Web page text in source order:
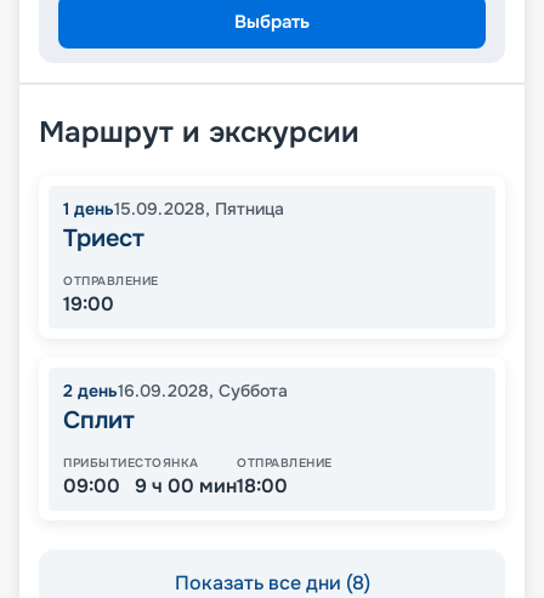
Выбрать
Маршрут и экскурсии
1 день15.09.2028, Пятница
Триест
ОТПРАВЛЕНИЕ
19:00
2 день16.09.2028, Суббота
Сплит
ПРИБЫТИЕ
09:00
СТОЯНКА
9 ч 00 мин
ОТПРАВЛЕНИЕ
18:00
Показать все дни (8)